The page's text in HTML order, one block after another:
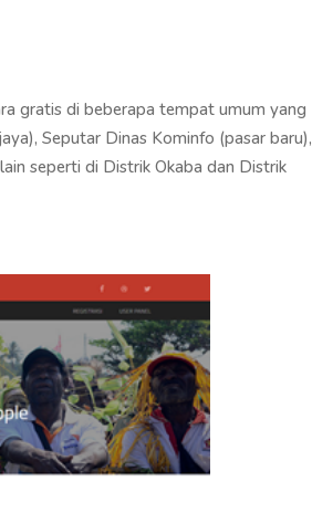
gratis di beberapa tempat umum yang
Seputar Dinas Kominfo (pasar baru),
seperti di Distrik Okaba dan Distrik